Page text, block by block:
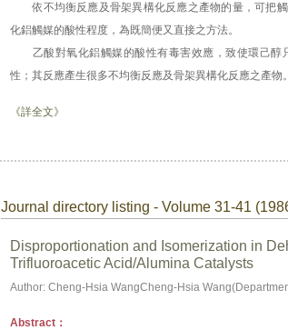
依不均衡反應及骨架異構化反應之產物的量，可把觸
化鋁觸媒的酸性程度，為既簡便又直接之方法。
乙酸對氧化鋁觸媒的酸性有毒害效應，致使環己醇
性；其反應產生很多不均衡反應及骨架異構化反應之產物
《詳全文》
Journal directory listing - Volume 31-41
Disproportionation and Isomerization in
Trifluoroacetic Acid/Alumina Catalysts
Author: Cheng-Hsia WangCheng-Hsia
Abstract：